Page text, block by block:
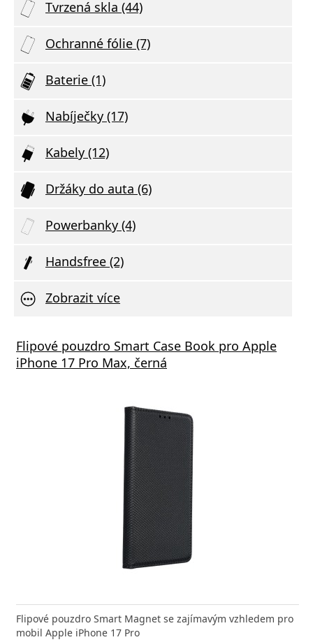
Tvrzená skla (44)
Ochranné fólie (7)
Baterie (1)
Nabíječky (17)
Kabely (12)
Držáky do auta (6)
Powerbanky (4)
Handsfree (2)
Zobrazit více
Flipové pouzdro Smart Case Book pro Apple
iPhone 17 Pro Max, černá
Flipové pouzdro Smart Magnet se zajímavým vzhledem pro
mobil Apple iPhone 17 Pro
nabíječka FIXED s 2xUSB výstupem, 17W
Rapid Charge, bílá
FIXED zajistí rychlé a bezpečné nabíjení
moderního smartphonu,